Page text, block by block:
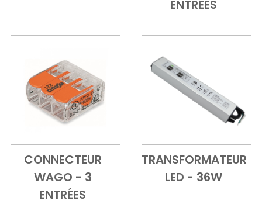
ENTRÉES
Add to CartVue d'ensemble
CONNECTEUR
WAGO - 3
ENTRÉES
Add to Cart
Vue
TRANSFORMATEUR
LED - 36W